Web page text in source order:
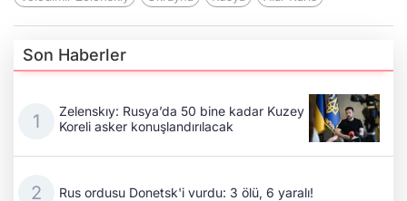
Son Haberler
Zelenskıy: Rusya’da 50 bine kadar Kuzey
Koreli asker konuşlandırılacak
Rus ordusu Donetsk'i vurdu: 3 ölü, 6 yaralı!